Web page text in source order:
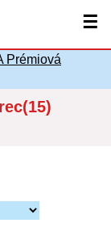
☰
Prémiová